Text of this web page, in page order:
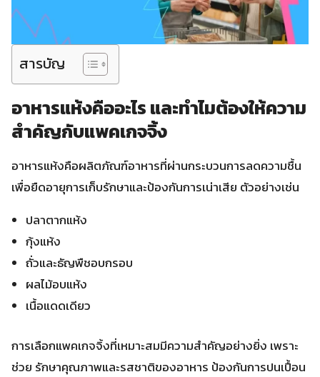
สารบัญ
อาหารแห้งคืออะไร และทำไมต้องให้ความ
สำคัญกับแพคเกจจิ้ง
อาหารแห้งคือผลิตภัณฑ์อาหารที่ผ่านกระบวนการลดความชื้น
เพื่อยืดอายุการเก็บรักษาและป้องกันการเน่าเสีย ตัวอย่างเช่น
ปลาตากแห้ง
กุ้งแห้ง
ถั่วและธัญพืชอบกรอบ
ผลไม้อบแห้ง
เนื้อแดดเดียว
การเลือกแพคเกจจิ้งที่เหมาะสมมีความสำคัญอย่างยิ่ง เพราะ
ช่วย รักษาคุณภาพและรสชาติของอาหาร ป้องกันการปนเปื้อน